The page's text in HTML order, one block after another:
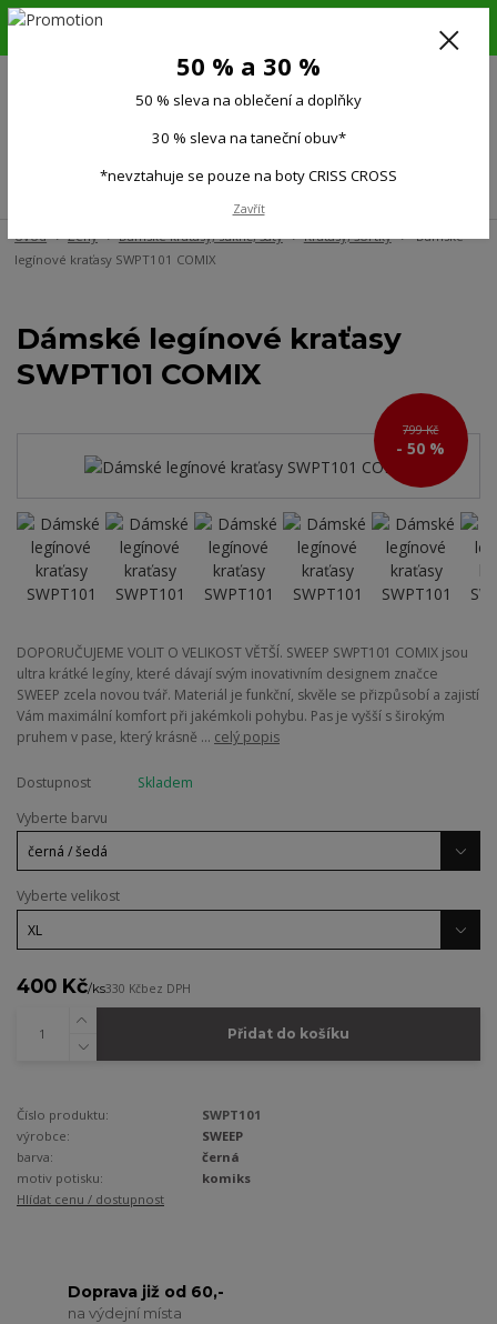
6.-16.8.26. DOVOLENÁ !!! 50 % SLEVA na všechno oblečení a doplňky !!!
(Po-Pá 9:00-15.00)
Úvod Ženy Dámské kraťasy, sukně, šaty Kraťasy, šortky
Dámské
legínové kraťasy SWPT101 COMIX
Dámské legínové kraťasy
SWPT101 COMIX
799 Kč
- 50 %
DOPORUČUJEME VOLIT O VELIKOST VĚTŠÍ. SWEEP SWPT101 COMIX jsou
ultra krátké legíny, které dávají svým inovativním designem značce
SWEEP zcela novou tvář. Materiál je funkční, skvěle se přizpůsobí a zajistí
Vám maximální komfort při jakémkoli pohybu. Pas je vyšší s širokým
pruhem v pase, který krásně ... celý popis
Dostupnost
Skladem
Vyberte barvu
Vyberte velikost
400 Kč/ks330 Kčbez DPH
Přidat do košíku
Číslo produktu:
SWPT101
výrobce:
SWEEP
barva:
černá
motiv potisku:
komiks
Hlídat cenu / dostupnost
Doprava již od 60,-
na výdejní místa
50 % a 30 %
50 % sleva na oblečení a doplňky
30 % sleva na taneční obuv*
*nevztahuje se pouze na boty CRISS CROSS
Zavřít